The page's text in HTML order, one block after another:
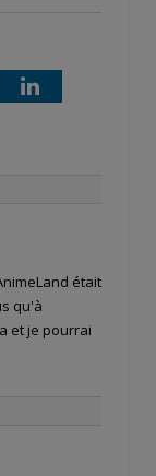
LinkedIn
était
qu'à
et je pourrai